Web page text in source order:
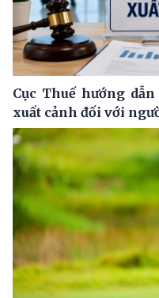
Cục Thuế hướng
xuất cảnh đối với